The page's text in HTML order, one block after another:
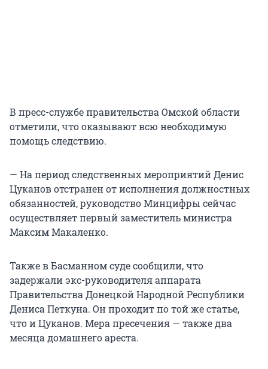
В пресс-службе правительства Омской области
отметили, что оказывают всю необходимую
помощь следствию.
— На период следственных мероприятий Денис
Цуканов отстранен от исполнения должностных
обязанностей, руководство Минцифры сейчас
осуществляет первый заместитель министра
Максим Макаленко.
Также в Басманном суде сообщили, что
задержали экс-руководителя аппарата
Правительства Донецкой Народной Республики
Дениса Петкуна. Он проходит по той же статье,
что и Цуканов. Мера пресечения — также два
месяца домашнего ареста.